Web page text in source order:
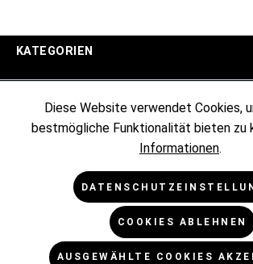
KATEGORIEN
KUNDENINFORMATIONEN
RECHTLICHES
Diese Website verwendet Cookies,
bestmögliche Funktionalität bieten zu
Informationen.
COOKIES ABLEHNEN
AUSGEWÄHLTE COOKIES